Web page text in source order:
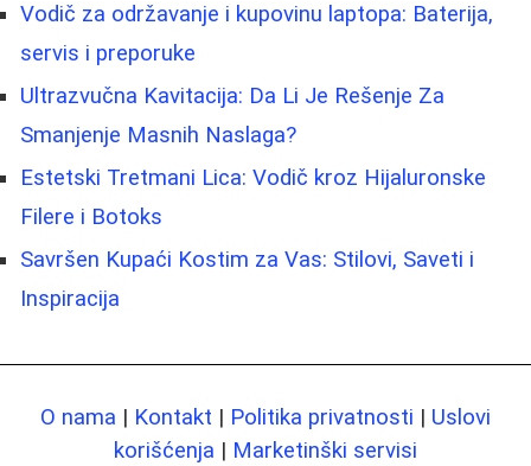
Vodič za održavanje i kupovinu laptopa: Baterija,
servis i preporuke
Ultrazvučna Kavitacija: Da Li Je Rešenje Za
Smanjenje Masnih Naslaga?
Estetski Tretmani Lica: Vodič kroz Hijaluronske
Filere i Botoks
Savršen Kupaći Kostim za Vas: Stilovi, Saveti i
Inspiracija
O nama | Kontakt | Politika privatnosti | Uslovi
korišćenja | Marketinški servisi